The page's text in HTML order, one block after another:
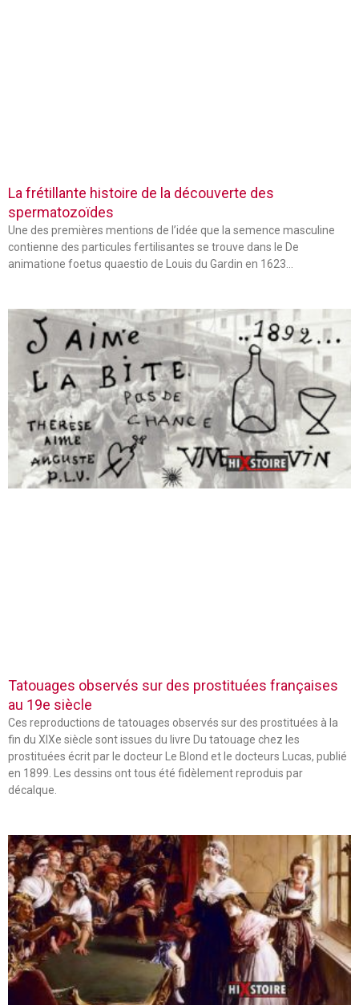
La frétillante histoire de la découverte des
spermatozoïdes
Une des premières mentions de l’idée que la semence masculine
contienne des particules fertilisantes se trouve dans le De
animatione foetus quaestio de Louis du Gardin en 1623…
Tatouages observés sur des prostituées françaises
au 19e siècle
Ces reproductions de tatouages observés sur des prostituées à la
fin du XIXe siècle sont issues du livre Du tatouage chez les
prostituées écrit par le docteur Le Blond et le docteurs Lucas, publié
en 1899. Les dessins ont tous été fidèlement reproduis par
décalque.